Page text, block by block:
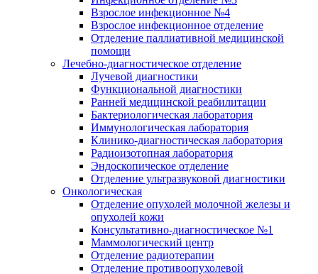
Взрослое инфекционное №4
Взрослое инфекционное отделение
Отделение паллиативной медицинской
помощи
Лечебно-диагностическое отделение
Лучевой диагностики
Функциональной диагностики
Ранней медицинской реабилитации
Бактериологическая лаборатория
Иммунологическая лаборатория
Клинико-диагностическая лаборатория
Радиоизотопная лаборатория
Эндоскопическое отделение
Отделение ультразвуковой диагностики
Онкологическая
Отделение опухолей молочной железы и
опухолей кожи
Консультативно-диагностическое №1
Маммологический центр
Отделение радиотерапии
Отделение противоопухолевой